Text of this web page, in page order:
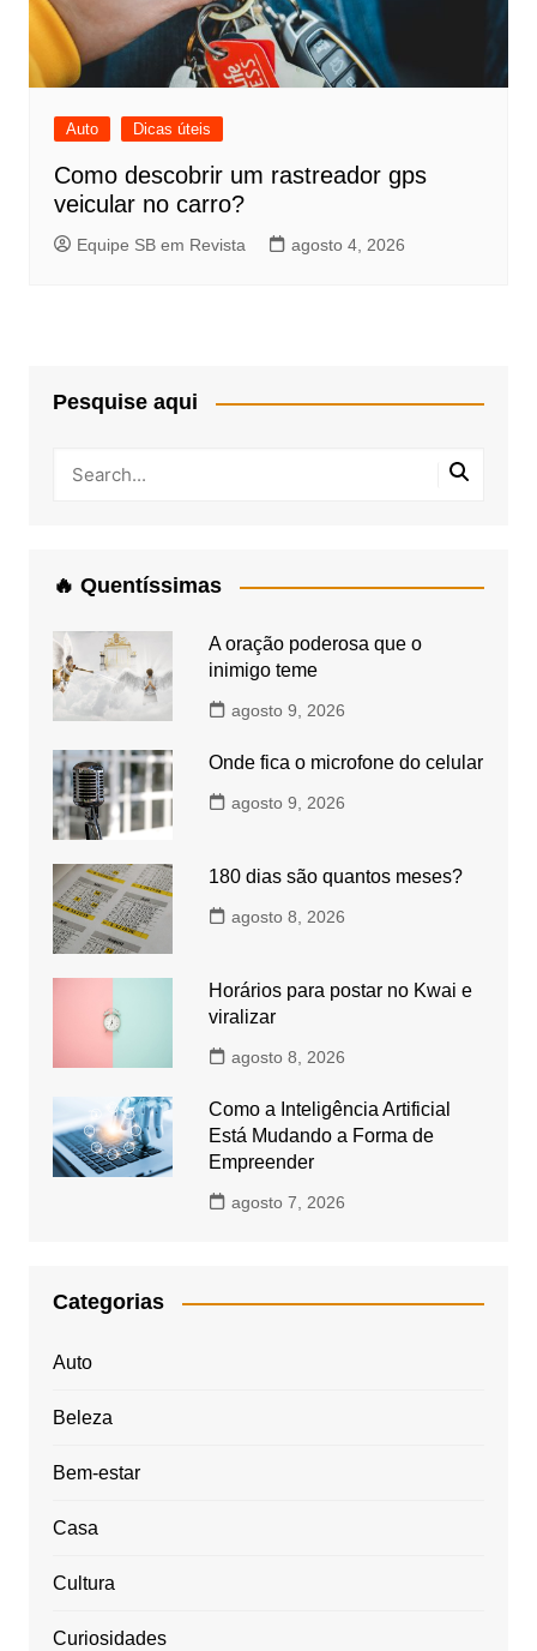
Auto Dicas úteis
Como descobrir um rastreador gps
veicular no carro?
Equipe SB em Revista agosto 4, 2026
Pesquise aqui
🔥 Quentíssimas
A oração poderosa que o
inimigo teme
agosto 9, 2026
Onde fica o microfone do celular
agosto 9, 2026
180 dias são quantos meses?
agosto 8, 2026
Horários para postar no Kwai e
viralizar
agosto 8, 2026
Como a Inteligência Artificial
Está Mudando a Forma de
Empreender
agosto 7, 2026
Categorias
Auto
Beleza
Bem-estar
Casa
Cultura
Curiosidades